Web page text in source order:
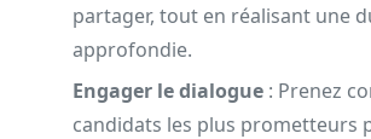
partager, tout en réalisant une
approfondie.
Engager le dialogue : Prenez
candidats les plus prometteurs